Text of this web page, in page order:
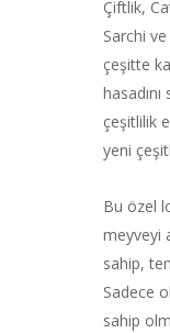
Çiftlik,
Sarchi
çeşitte
çeşitlilik
yeni
Bu özel
meyveyi
sahip,
Sadece
sahip